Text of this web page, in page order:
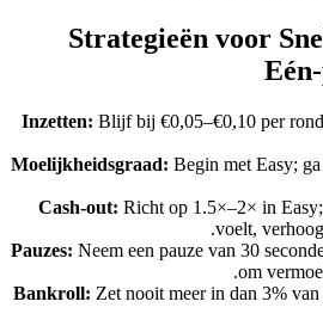
10. Strategieën voor
Inzetten: Blijf bij €0,05–€0,10 per
Moelijkheidsgraad: Begin met Easy;
Cash‑out: Richt op 1.5×–2× in
voelt,
Pauzes: Neem een pauze van 30
om
Bankroll: Zet nooit meer in dan 3%